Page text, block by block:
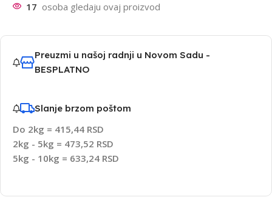
17 osoba gledaju ovaj proizvod
Preuzmi u našoj radnji u Novom Sadu -
BESPLATNO
Slanje brzom poštom
Do 2kg = 415,44 RSD
2kg - 5kg = 473,52 RSD
5kg - 10kg = 633,24 RSD